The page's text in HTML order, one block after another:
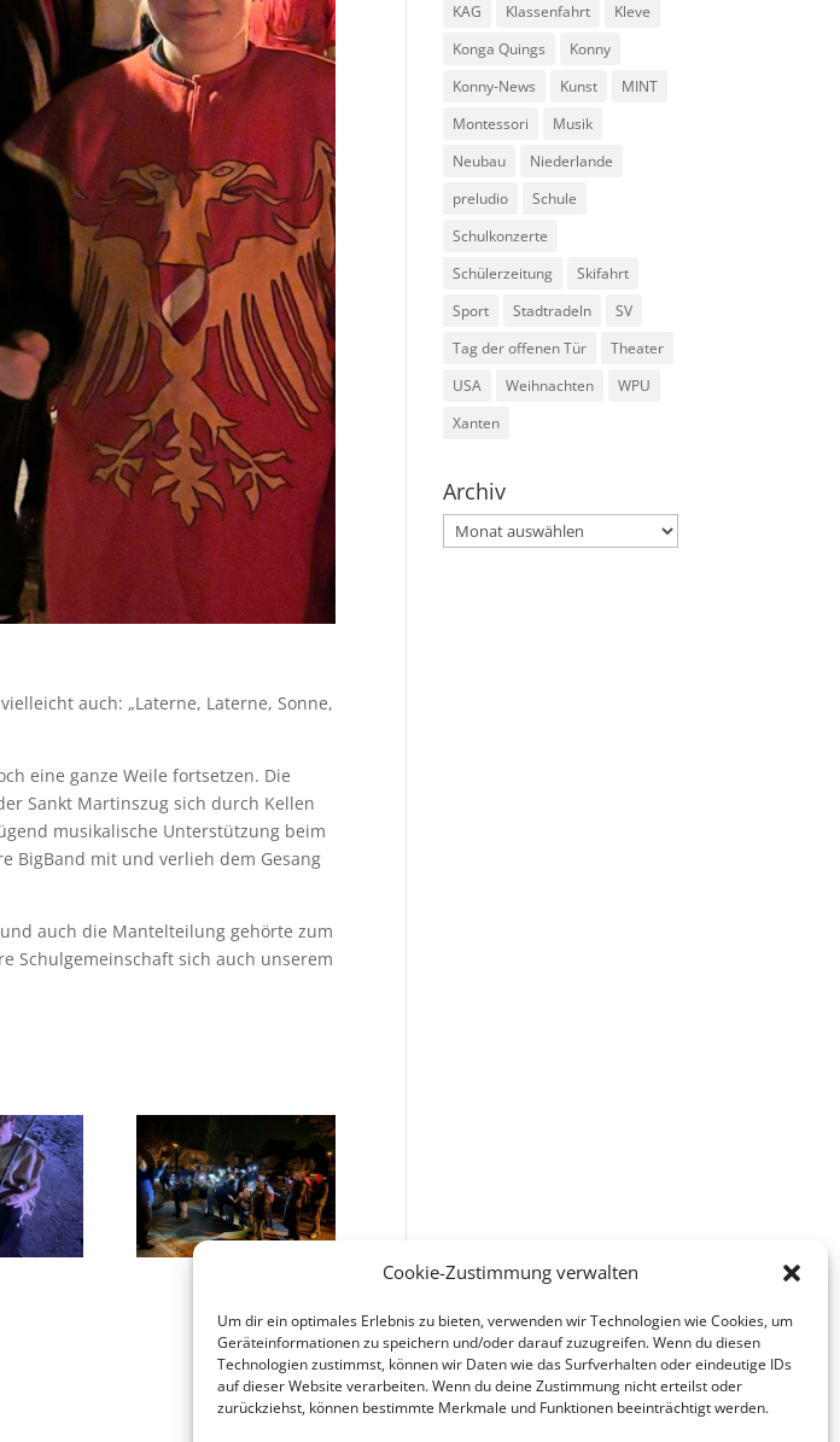
Cookie-Zustimmung verwalten
Um dir ein optimales Erlebnis zu bieten, verwenden wir Technologien wie Cookies, um
Geräteinformationen zu speichern und/oder darauf zuzugreifen. Wenn du diesen
Technologien zustimmst, können wir Daten wie das Surfverhalten oder eindeutige IDs
auf dieser Website verarbeiten. Wenn du deine Zustimmung nicht erteilst oder
zurückziehst, können bestimmte Merkmale und Funktionen beeinträchtigt werden.
auch: „Laterne, Laterne, Sonne,
eine ganze Weile fortsetzen. Die
Sankt Martinszug sich durch Kellen
musikalische Unterstützung beim
BigBand mit und verlieh dem Gesang
auch die Mantelteilung gehörte zum
Schulgemeinschaft sich auch unserem
KAG
Klassenfahrt
Kleve
Konga Quings
Konny
Konny-News
Kunst
MINT
Montessori
Musik
Neubau
Niederlande
preludio
Schule
Schulkonzerte
Schülerzeitung
Skifahrt
Sport
Stadtradeln
SV
Tag der offenen Tür
Theater
USA
Weihnachten
WPU
Xanten
Archiv
Archiv